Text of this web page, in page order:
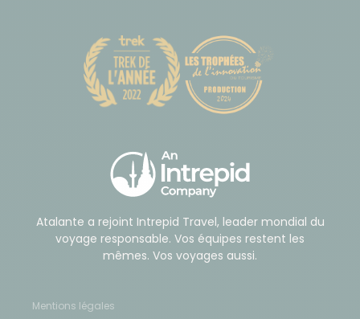
Atalante a rejoint Intrepid Travel, leader mondial du
voyage responsable. Vos équipes restent les
mêmes. Vos voyages aussi.
Mentions légales